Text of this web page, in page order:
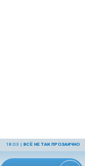
18:03 | ВСЁ НЕ ТАК ПРОЗАИЧНО